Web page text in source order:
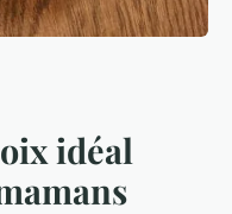
idéal